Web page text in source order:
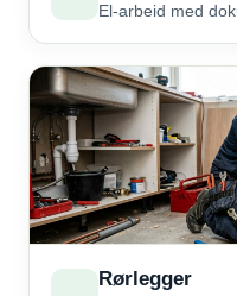
El-arbeid med
Rørlegger